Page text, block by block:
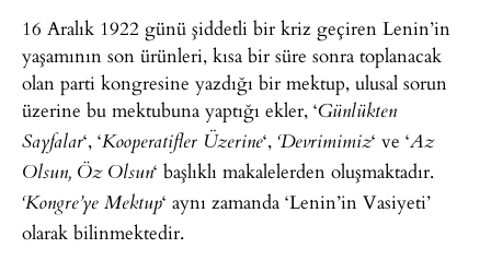
16 Aralık 1922 günü şiddetli bir kriz geçiren Lenin’in
yaşamının son ürünleri, kısa bir süre sonra toplanacak
olan parti kongresine yazdığı bir mektup, ulusal sorun
üzerine bu mektubuna yaptığı ekler, ‘Günlükten
Sayfalar‘, ‘Kooperatifler Üzerine‘, ‘Devrimimiz‘ ve ‘Az
Olsun, Öz Olsun‘ başlıklı makalelerden oluşmaktadır.
‘Kongre’ye Mektup‘ aynı zamanda ‘Lenin’in Vasiyeti’
olarak bilinmektedir.